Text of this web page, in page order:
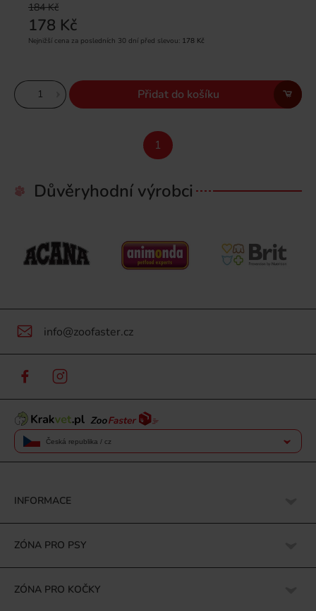
184 Kč
178 Kč
Nejnižší cena za posledních 30 dní před slevou: 178 Kč
Přidat do košíku
1
Důvěryhodní výrobci
info@zoofaster.cz
Česká republika / cz
INFORMACE
ZÓNA PRO PSY
ZÓNA PRO KOČKY